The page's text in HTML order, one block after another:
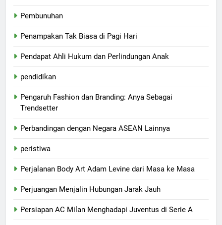
Pembunuhan
Penampakan Tak Biasa di Pagi Hari
Pendapat Ahli Hukum dan Perlindungan Anak
pendidikan
Pengaruh Fashion dan Branding: Anya Sebagai
Trendsetter
Perbandingan dengan Negara ASEAN Lainnya
peristiwa
Perjalanan Body Art Adam Levine dari Masa ke Masa
Perjuangan Menjalin Hubungan Jarak Jauh
Persiapan AC Milan Menghadapi Juventus di Serie A